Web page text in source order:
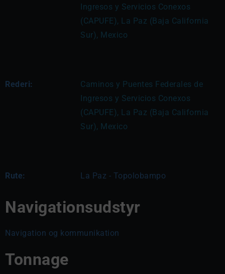
Ingresos y Servicios Conexos
(CAPUFE), La Paz (Baja California
Sur), Mexico
Rederi:
Caminos y Puentes Federales de
Ingresos y Servicios Conexos
(CAPUFE), La Paz (Baja California
Sur), Mexico
Rute: La Paz - Topolobampo
Navigationsudstyr
Navigation og kommunikation
Tonnage